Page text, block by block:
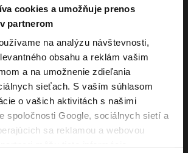
cookies a umožňuje prenos
partnerom
na analýzu návštevnosti,
obsahu a reklám vašim
a na umožnenie zdieľania
sieťach. S vaším súhlasom
o vašich aktivitách s našimi
spoločnosti Google, sociálnych sietí a
sa reklamou a webovou